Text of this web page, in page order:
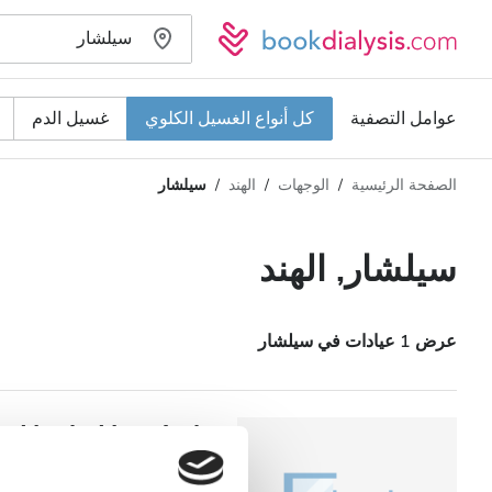
عوامل التصفية كل أنواع الغسيل الكلوي غسيل الدم
نوع الغسيل الكلوي
كل أنواع الغسيل الكلوي
غسيل الدم
غسيل وترشيح الدم
مرضى مصابين بفيروس نقص المناعة البشرية
المسافة
التقييم
السعر
الصفحة الرئيسية الوجهات الهند سيلشار
سيلشار, الهند
عرض 1 عيادات في سيلشار
Heals Hospital
سيلشار, الهند